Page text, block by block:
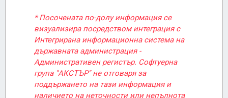
* Посочената по-долу информация се
визуализира посредством интеграция с
Интегрирана информационна система на
държавната администрация -
Административен регистър. Софтуерна
група "АКСТЪР" не отговаря за
поддържането на тази информация и
наличието на неточности или непълнота